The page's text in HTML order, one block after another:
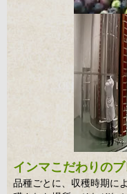
インマこだわりの
品種ごとに、収穫時期に